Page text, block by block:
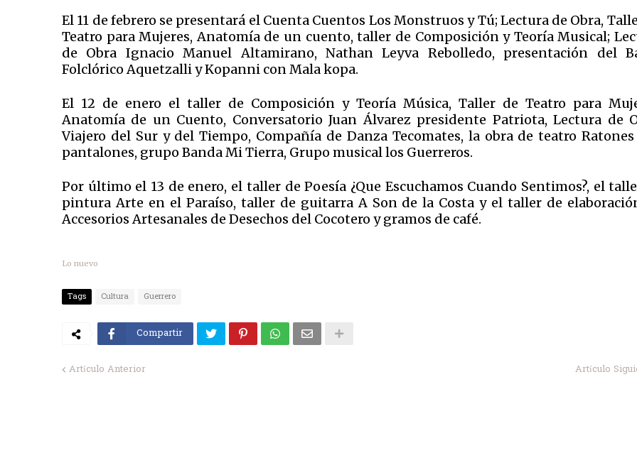
El 11 de febrero se presentará el Cuenta Cuentos Los Monstruos y Tú; Lectura de Obra,
Teatro para Mujeres, Anatomía de un cuento, taller de Composición y Teoría Musical;
de Obra Ignacio Manuel Altamirano, Nathan Leyva Rebolledo, presentación del
Folclórico Aquetzalli y Kopanni con Mala kopa.
El 12 de enero el taller de Composición y Teoría Música, Taller de Teatro para
Anatomía de un Cuento, Conversatorio Juan Álvarez presidente Patriota, Lectura de
Viajero del Sur y del Tiempo, Compañía de Danza Tecomates, la obra de teatro
pantalones, grupo Banda Mi Tierra, Grupo musical los Guerreros.
Por último el 13 de enero, el taller de Poesía ¿Que Escuchamos Cuando Sentimos?, el
pintura Arte en el Paraíso, taller de guitarra A Son de la Costa y el taller de
Accesorios Artesanales de Desechos del Cocotero y gramos de café.
Lo nuevo
Tags Cultura Guerrero
Compartir
Artículo Anterior Artículo